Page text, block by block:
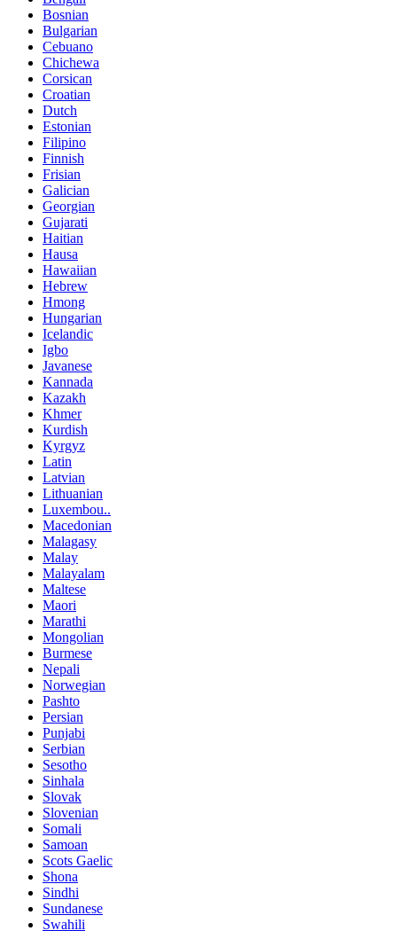
Bosnian
Bulgarian
Cebuano
Chichewa
Corsican
Croatian
Dutch
Estonian
Filipino
Finnish
Frisian
Galician
Georgian
Gujarati
Haitian
Hausa
Hawaiian
Hebrew
Hmong
Hungarian
Icelandic
Igbo
Javanese
Kannada
Kazakh
Khmer
Kurdish
Kyrgyz
Latin
Latvian
Lithuanian
Luxembou..
Macedonian
Malagasy
Malay
Malayalam
Maltese
Maori
Marathi
Mongolian
Burmese
Nepali
Norwegian
Pashto
Persian
Punjabi
Serbian
Sesotho
Sinhala
Slovak
Slovenian
Somali
Samoan
Scots Gaelic
Shona
Sindhi
Sundanese
Swahili